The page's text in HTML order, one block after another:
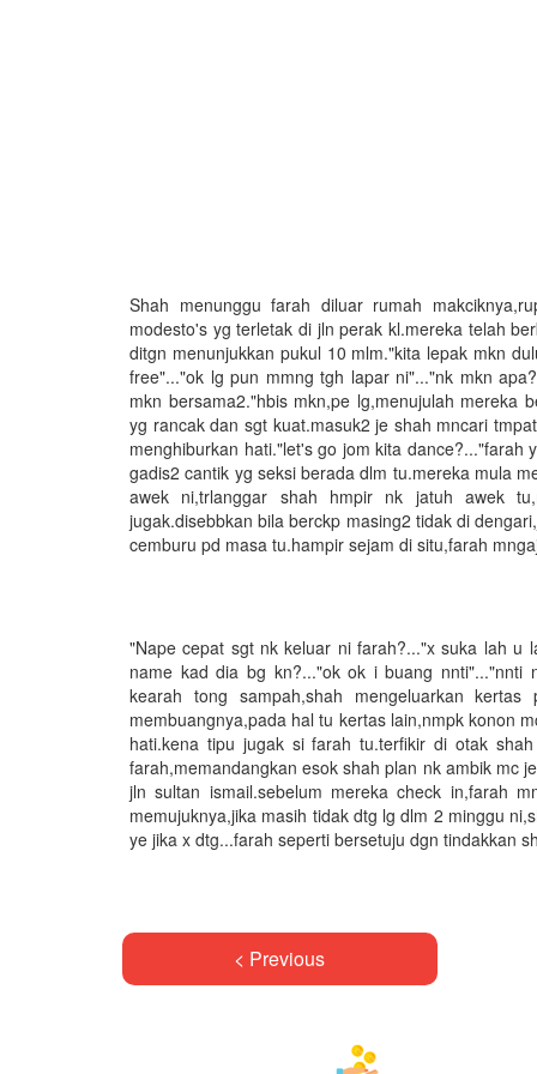
Shah menunggu farah diluar rumah
modesto's yg terletak di jln perak kl.mereka telah
ditgn menunjukkan pukul 10 mlm."kita lepak mkn
free"..."ok lg pun mmng tgh lapar ni"..."nk mkn
mkn bersama2."hbis mkn,pe lg,menujulah mereka
yg rancak dan sgt kuat.masuk2 je shah mncari
menghiburkan hati."let's go jom kita
gadis2 cantik yg seksi berada dlm tu.mereka mula
awek ni,trlanggar shah hmpir nk jatuh awek
jugak.disebbkan bila berckp masing2 tidak di
cemburu pd masa tu.hampir sejam di situ,farah
"Nape cepat sgt nk keluar ni farah?..."x suka lah u
name kad dia bg kn?..."ok ok i buang nnti"..."nnti
kearah tong sampah,shah mengeluarkan
membuangnya,pada hal tu kertas lain,nmpk konon
hati.kena tipu jugak si farah tu.terfikir di otak
farah,memandangkan esok shah plan nk ambik mc
jln sultan ismail.sebelum mereka check in,farah
memujuknya,jika masih tidak dtg lg dlm 2 minggu
ye jika x dtg...farah seperti bersetuju dgn tindakkan
< Previous